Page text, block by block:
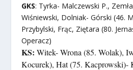
GKS: Tyrka- Malczewski P.,
Wiśniewski, Dolniak- Górski (46.
Przybylski, Frąc, Ziętara (80.
Operacz)
KS: Witek- Wrona (85. Wolak),
Kocurek), Hat (75. Kacprowski)-